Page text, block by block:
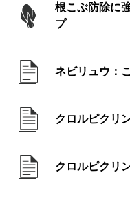
根こぶ防除に
プ
ネビリュウ：
クロルピクリ
クロルピクリ